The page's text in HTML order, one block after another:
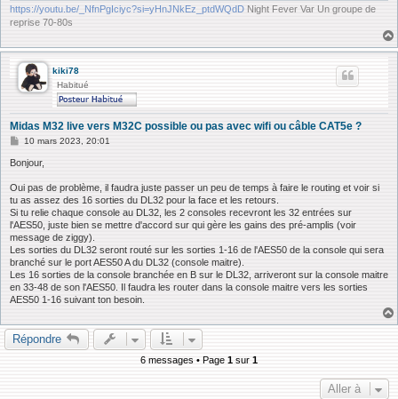
https://youtu.be/_NfnPgIciyc?si=yHnJNkEz_ptdWQdD Night Fever Var Un groupe de
reprise 70-80s
kiki78
Habitué
Midas M32 live vers M32C possible ou pas avec wifi ou câble CAT5e ?
M
s
a
g
e
10 mars 2023, 20:01
Bonjour,
Oui pas de problème, il faudra juste passer un peu de temps à faire le routing et voir si
tu as assez des 16 sorties du DL32 pour la face et les retours.
Si tu relie chaque console au DL32, les 2 consoles recevront les 32 entrées sur
l'AES50, juste bien se mettre d'accord sur qui gère les gains des pré-amplis (voir
message de ziggy).
Les sorties du DL32 seront routé sur les sorties 1-16 de l'AES50 de la console qui sera
branché sur le port AES50 A du DL32 (console maitre).
Les 16 sorties de la console branchée en B sur le DL32, arriveront sur la console maitre
en 33-48 de son l'AES50. Il faudra les router dans la console maitre vers les sorties
AES50 1-16 suivant ton besoin.
Répondre
6 messages • Page 1 sur 1
Aller à